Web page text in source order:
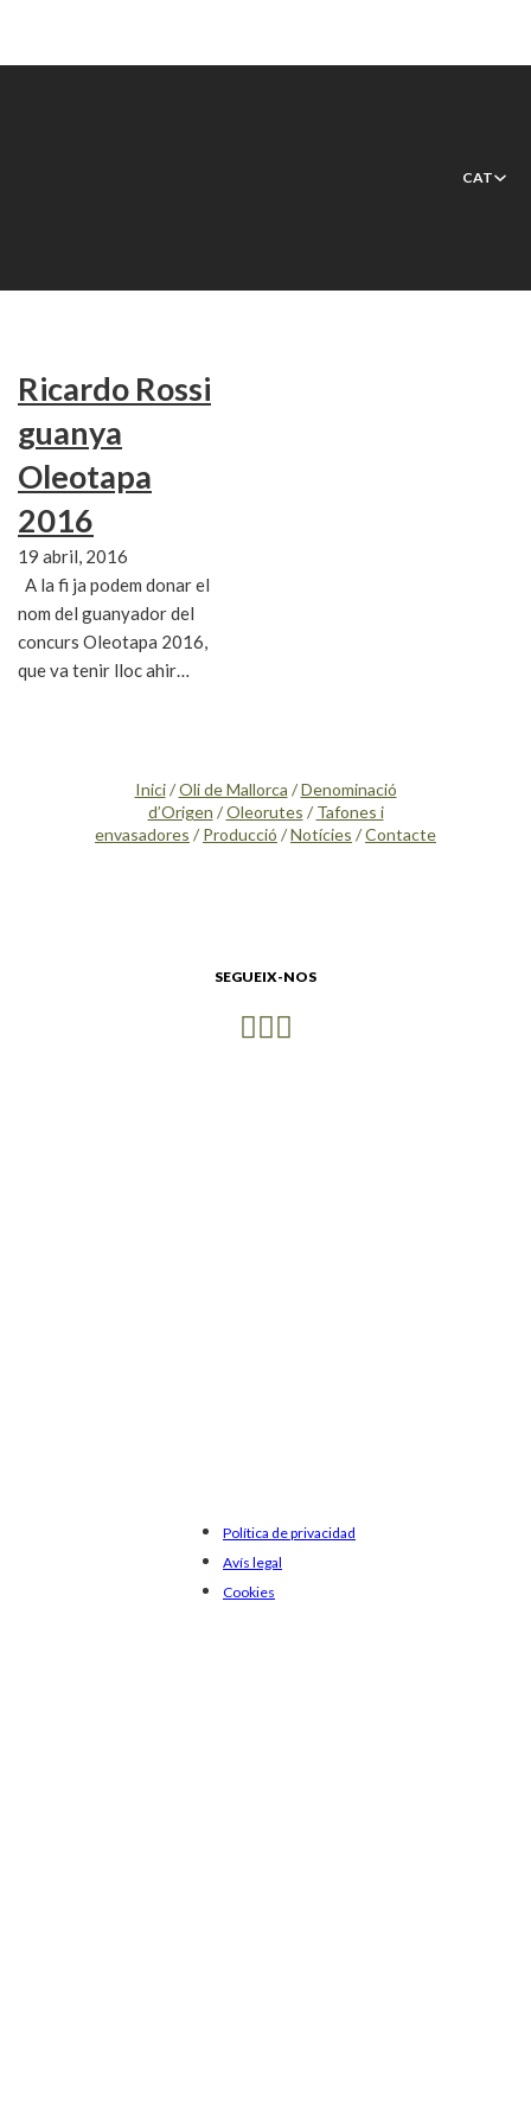
CAT
Ricardo Rossi
guanya
Oleotapa
2016
19 abril, 2016
A la fi ja podem donar el
nom del guanyador del
concurs Oleotapa 2016,
que va tenir lloc ahir…
Inici/Oli de Mallorca /Denominació
d’Origen /Oleorutes / Tafones i
envasadores / Producció /Notícies /Contacte
SEGUEIX-NOS
Política de privacidad
Avís legal
Cookies